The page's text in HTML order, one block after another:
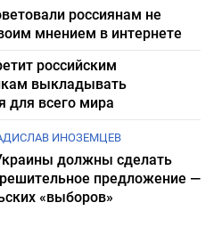
россиянам не
мнением в интернете
российским
выкладывать
для всего мира
ИНОЗЕМЦЕВ
должны сделать
предложение —
«выборов»